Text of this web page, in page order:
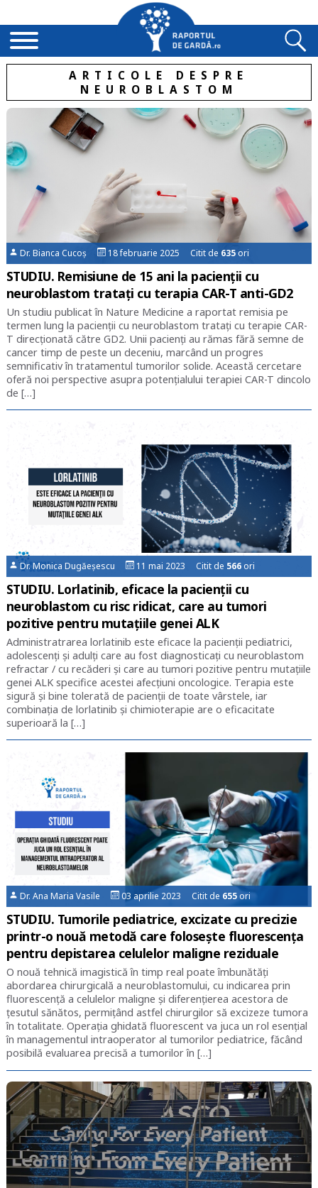
ARTICOLE DESPRE
NEUROBLASTOM
Dr. Bianca Cucoș 18 februarie 2025 Citit de 635ori
STUDIU. Remisiune de 15 ani la pacienții cu
neuroblastom tratați cu terapia CAR-T anti-GD2
Un studiu publicat în Nature Medicine a raportat remisia pe
termen lung la pacienții cu neuroblastom tratați cu terapie CAR-
T direcționată către GD2. Unii pacienți au rămas fără semne de
cancer timp de peste un deceniu, marcând un progres
semnificativ în tratamentul tumorilor solide. Această cercetare
oferă noi perspective asupra potențialului terapiei CAR-T dincolo
de […]
Dr. Monica Dugăeșescu 11 mai 2023 Citit de 566 ori
STUDIU. Lorlatinib, eficace la pacienții cu
neuroblastom cu risc ridicat, care au tumori
pozitive pentru mutaţiile genei ALK
Administratrarea lorlatinib este eficace la pacienţii pediatrici,
adolescenţi şi adulţi care au fost diagnosticaţi cu neuroblastom
refractar / cu recăderi şi care au tumori pozitive pentru mutaţiile
genei ALK specifice acestei afecţiuni oncologice. Terapia este
sigură şi bine tolerată de pacienţii de toate vârstele, iar
combinaţia de lorlatinib şi chimioterapie are o eficacitate
superioară la […]
Dr. Ana Maria Vasile 03 aprilie 2023 Citit de 655ori
STUDIU. Tumorile pediatrice, excizate cu precizie
printr-o nouă metodă care folosește fluorescența
pentru depistarea celulelor maligne reziduale
O nouă tehnică imagistică în timp real poate îmbunătăți
abordarea chirurgicală a neuroblastomului, cu indicarea prin
fluorescență a celulelor maligne și diferențierea acestora de
țesutul sănătos, permițând astfel chirurgilor să excizeze tumora
în totalitate. Operația ghidată fluorescent va juca un rol esențial
în managementul intraoperator al tumorilor pediatrice, făcând
posibilă evaluarea precisă a tumorilor în […]